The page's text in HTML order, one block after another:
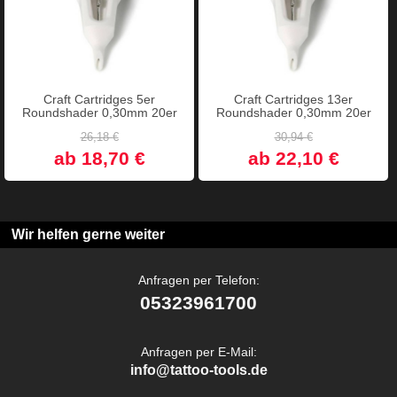
Craft Cartridges 5er
Roundshader 0,30mm 20er
26,18 €
ab 18,70 €
Craft Cartridges 13er
Roundshader 0,30mm 20er
30,94 €
ab 22,10 €
Wir helfen gerne weiter
Anfragen per Telefon:
05323961700
Anfragen per E-Mail:
info@tattoo-tools.de